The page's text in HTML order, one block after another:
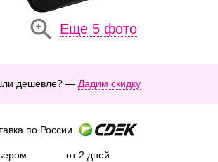
Еще 5 фото
дешевле? — Дадим скидку
по России
от 2 дней